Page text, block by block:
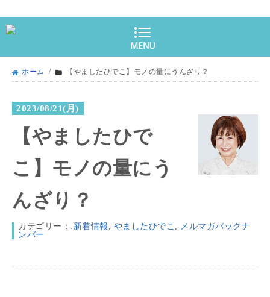
ホーム / 【やましたひでこ】モノの量にうんざり？
2023/08/21(月)
【やましたひで
こ】モノの量にう
んざり？
カテゴリー： .新着情報 , やましたひでこ , メルマガバックナ
ンバー